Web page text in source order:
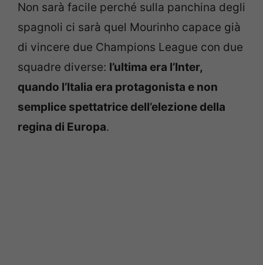
Non sarà facile perché sulla panchina degli
spagnoli ci sarà quel Mourinho capace già
di vincere due Champions League con due
squadre diverse: l’ultima era l’Inter,
quando l’Italia era protagonista e non
semplice spettatrice dell’elezione della
regina di Europa.